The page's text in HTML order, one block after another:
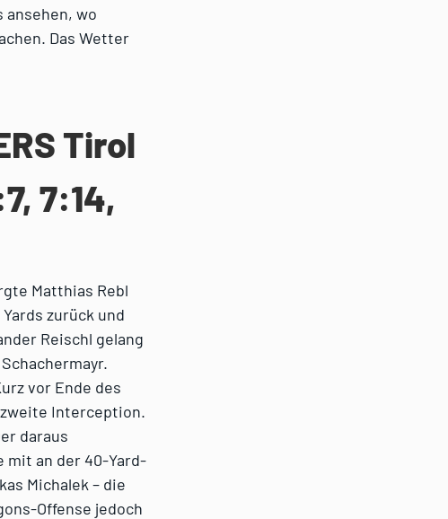
ansehen, wo
Das Wetter
Tirol
7:14,
Matthias Rebl
zurück und
Reischl gelang
vor Ende des
Interception.
daraus
an der 40-Yard-
Michalek – die
Offense jedoch